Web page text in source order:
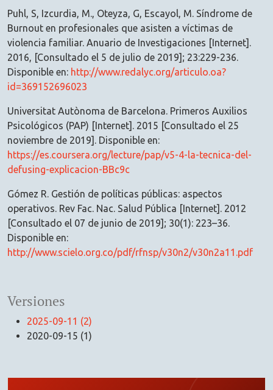
Versiones
2025-09-11 (2)
2020-09-15 (1)
Puhl, S, Izcurdia, M., Oteyza, G, Escayol, M. Síndrome de
Burnout en profesionales que asisten a víctimas de
violencia familiar. Anuario de Investigaciones [Internet].
2016, [Consultado el 5 de julio de 2019]; 23:229-236.
Disponible en: http://www.redalyc.org/articulo.oa?
id=369152696023
Universitat Autònoma de Barcelona. Primeros Auxilios
Psicológicos (PAP) [Internet]. 2015 [Consultado el 25
noviembre de 2019]. Disponible en:
https://es.coursera.org/lecture/pap/v5-4-la-tecnica-del-
defusing-explicacion-BBc9c
Gómez R. Gestión de políticas públicas: aspectos
operativos. Rev Fac. Nac. Salud Pública [Internet]. 2012
[Consultado el 07 de junio de 2019]; 30(1): 223–36.
Disponible en:
http://www.scielo.org.co/pdf/rfnsp/v30n2/v30n2a11.pdf